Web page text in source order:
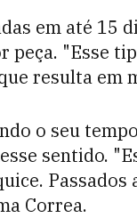
em até 15
peça. "Esse
resulta em
o seu
sentido.
Correa.